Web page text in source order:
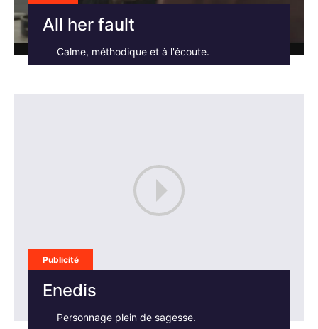
All her fault
Calme, méthodique et à l'écoute.
Publicité
Enedis
Personnage plein de sagesse.